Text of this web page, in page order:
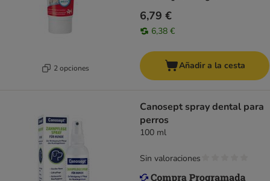
2 opciones
6,79 €
6,38 €
Añadir a la cesta
Canosept spray dental para
perros
100 ml
Sin valoraciones